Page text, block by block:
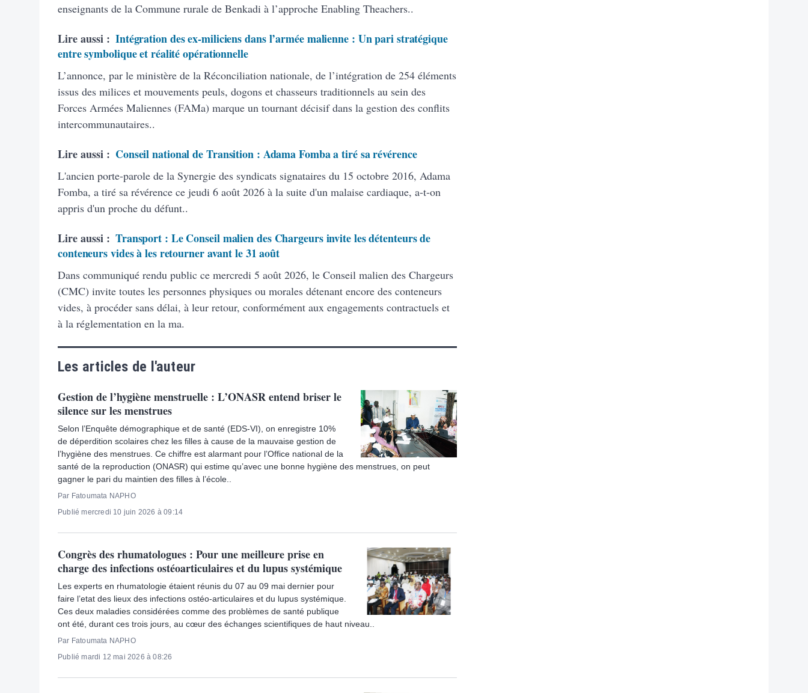
enseignants de la Commune rurale de Benkadi à l’approche Enabling Theachers..
Lire aussi : Intégration des ex-miliciens dans l’armée malienne : Un pari stratégique
entre symbolique et réalité opérationnelle
L’annonce, par le ministère de la Réconciliation nationale, de l’intégration de 254 éléments
issus des milices et mouvements peuls, dogons et chasseurs traditionnels au sein des
Forces Armées Maliennes (FAMa) marque un tournant décisif dans la gestion des conflits
intercommunautaires..
Lire aussi : Conseil national de Transition : Adama Fomba a tiré sa révérence
L'ancien porte-parole de la Synergie des syndicats signataires du 15 octobre 2016, Adama
Fomba, a tiré sa révérence ce jeudi 6 août 2026 à la suite d'un malaise cardiaque, a-t-on
appris d'un proche du défunt..
Lire aussi : Transport : Le Conseil malien des Chargeurs invite les détenteurs de
conteneurs vides à les retourner avant le 31 août
Dans communiqué rendu public ce mercredi 5 août 2026, le Conseil malien des Chargeurs
(CMC) invite toutes les personnes physiques ou morales détenant encore des conteneurs
vides, à procéder sans délai, à leur retour, conformément aux engagements contractuels et
à la réglementation en la ma.
Les articles de l'auteur
Gestion de l’hygiène menstruelle : L’ONASR entend briser le
silence sur les menstrues
Selon l’Enquête démographique et de santé (EDS-VI), on enregistre 10%
de déperdition scolaires chez les filles à cause de la mauvaise gestion de
l’hygiène des menstrues. Ce chiffre est alarmant pour l’Office national de la
santé de la reproduction (ONASR) qui estime qu’avec une bonne hygiène des menstrues, on peut
gagner le pari du maintien des filles à l’école..
Par Fatoumata NAPHO
Publié mercredi 10 juin 2026 à 09:14
Congrès des rhumatologues : Pour une meilleure prise en
charge des infections ostéoarticulaires et du lupus systémique
Les experts en rhumatologie étaient réunis du 07 au 09 mai dernier pour
faire l’etat des lieux des infections ostéo-articulaires et du lupus systémique.
Ces deux maladies considérées comme des problèmes de santé publique
ont été, durant ces trois jours, au cœur des échanges scientifiques de haut niveau..
Par Fatoumata NAPHO
Publié mardi 12 mai 2026 à 08:26